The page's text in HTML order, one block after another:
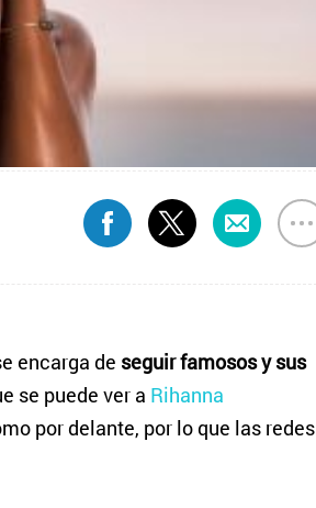
encarga de seguir famosos y sus
se puede ver a Rihanna
por delante, por lo que las redes